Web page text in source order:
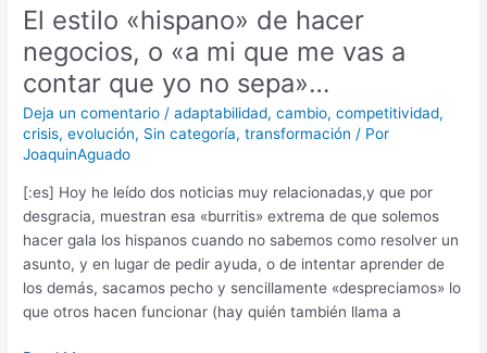
El estilo «hispano» de hacer
negocios, o «a mi que me vas a
contar que yo no sepa»…
Deja un comentario /adaptabilidad,cambio,competitividad,
crisis,evolución, Sin categoría,transformación / Por
JoaquinAguado
[:es] Hoy he leído dos noticias muy relacionadas,y que por
desgracia, muestran esa «burritis» extrema de que solemos
hacer gala los hispanos cuando no sabemos como resolver un
asunto, y en lugar de pedir ayuda, o de intentar aprender de
los demás, sacamos pecho y sencillamente «despreciamos» lo
que otros hacen funcionar (hay quién también llama a
a
contar
que
yo
no
sepa»…